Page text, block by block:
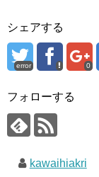
シェアする
error 0
フォローする
kawaihiakri